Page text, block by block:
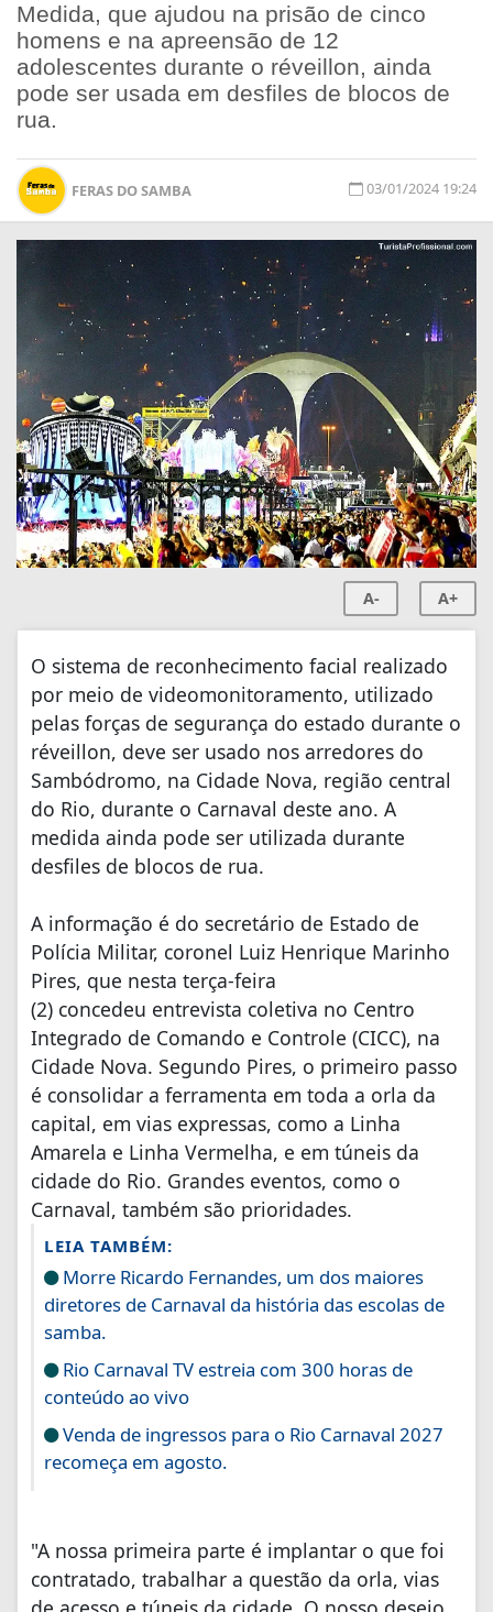
Medida, que ajudou na prisão de cinco
homens e na apreensão de 12
adolescentes durante o réveillon, ainda
pode ser usada em desfiles de blocos de
rua.
FERAS DO SAMBA 03/01/2024 19:24
A- A+
O sistema de reconhecimento facial realizado
por meio de videomonitoramento, utilizado
pelas forças de segurança do estado durante o
réveillon, deve ser usado nos arredores do
Sambódromo, na Cidade Nova, região central
do Rio, durante o Carnaval deste ano. A
medida ainda pode ser utilizada durante
desfiles de blocos de rua.
A informação é do secretário de Estado de
Polícia Militar, coronel Luiz Henrique Marinho
Pires, que nesta terça-feira
(2) concedeu entrevista coletiva no Centro
Integrado de Comando e Controle (CICC), na
Cidade Nova. Segundo Pires, o primeiro passo
é consolidar a ferramenta em toda a orla da
capital, em vias expressas, como a Linha
Amarela e Linha Vermelha, e em túneis da
cidade do Rio. Grandes eventos, como o
Carnaval, também são prioridades.
LEIA TAMBÉM:
Morre Ricardo Fernandes, um dos maiores
diretores de Carnaval da história das escolas de
samba.
Rio Carnaval TV estreia com 300 horas de
conteúdo ao vivo
Venda de ingressos para o Rio Carnaval 2027
recomeça em agosto.
"A nossa primeira parte é implantar o que foi
contratado, trabalhar a questão da orla, vias